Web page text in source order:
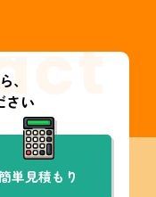
、
さい
単見積もり